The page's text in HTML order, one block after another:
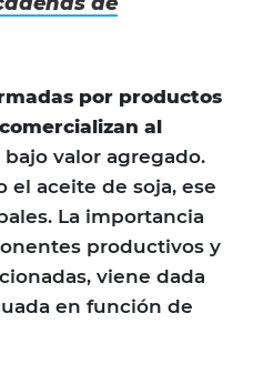
por productos
al
valor agregado.
el aceite de soja, ese
La importancia
productivos y
viene dada
en función de